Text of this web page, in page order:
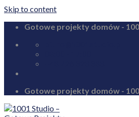
Skip to content
Gotowe projekty domów -
Gotowe projekty domów -